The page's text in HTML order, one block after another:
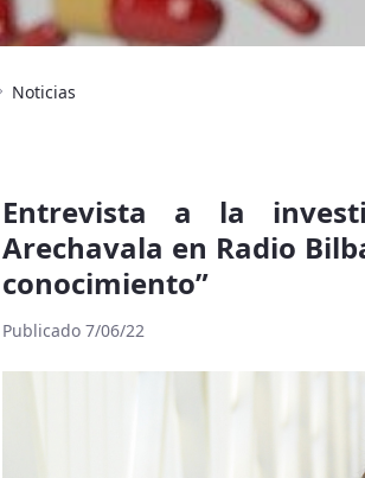
Noticias
Entrevista a la
Arechavala en Radio
conocimiento”
Publicado 7/06/22